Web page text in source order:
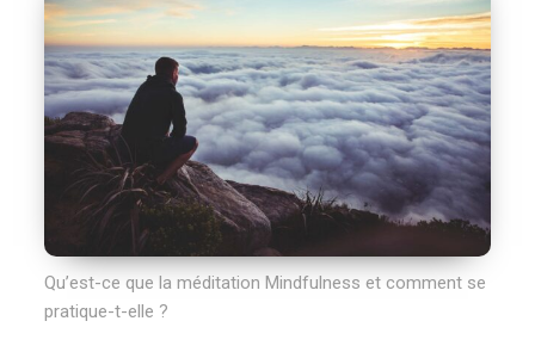
Qu’est-ce que la méditation Mindfulness et comment se
pratique-t-elle ?